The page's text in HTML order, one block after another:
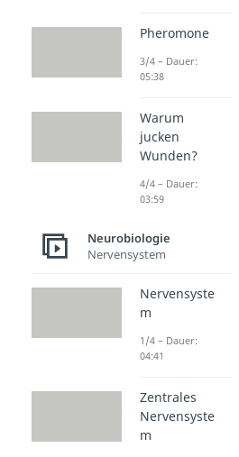
Auswirkungen
wie diese
beeinflussen!
Beliebte
Acetylch
Dauer: 04:06 Dauer:
Pheromone
3/4 – Dauer:
05:38
Warum
jucken
Wunden?
4/4 – Dauer:
03:59
Neurobiologie
Nervensystem
Nervensyste
m
1/4 – Dauer:
04:41
Zentrales
Nervensyste
m